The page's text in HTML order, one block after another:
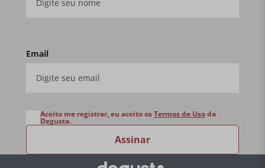
Fique por dentro das nossas novidades e promoções
Aceito me registrar, eu aceito osTermos de Usoda